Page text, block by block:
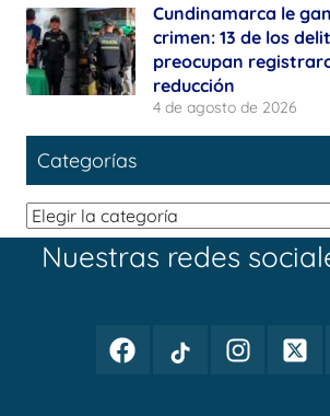
Cundinamarca le
crimen: 13 de los
preocupan
reducción
4 de agosto de 2026
Categorías
Categorías
Nuestras redes
Facebook
Periodismo
TikTok
Periodismo
Instagram